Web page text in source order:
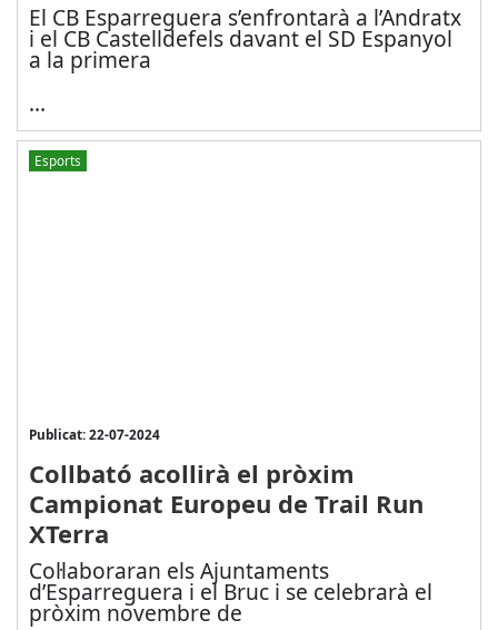
El CB Esparreguera s’enfrontarà a l’Andratx
i el CB Castelldefels davant el SD Espanyol
a la primera
...
Esports
Publicat: 22-07-2024
Collbató acollirà el pròxim
Campionat Europeu de Trail Run
XTerra
Col·laboraran els Ajuntaments
d’Esparreguera i el Bruc i se celebrarà el
pròxim novembre de